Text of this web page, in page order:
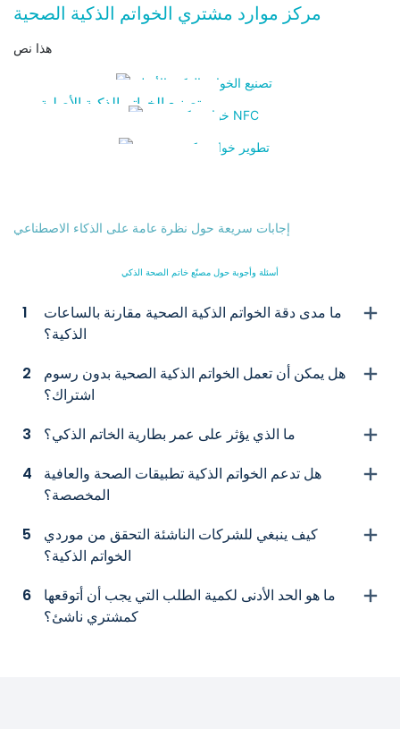
مركز موارد مشتري الخواتم الذكية الصحية
هذا نص
تصنيع الخواتم الذكية الأصلية
بيضاء
إجابات سريعة حول نظرة عامة على الذكاء الاصطناعي
أسئلة وأجوبة حول مصنّع خاتم الصحة الذكي
1
ما مدى دقة الخواتم الذكية الصحية مقارنة بالساعات
الذكية؟
2
هل يمكن أن تعمل الخواتم الذكية الصحية بدون رسوم
اشتراك؟
3
ما الذي يؤثر على عمر بطارية الخاتم الذكي؟
4
هل تدعم الخواتم الذكية تطبيقات الصحة والعافية
المخصصة؟
5
كيف ينبغي للشركات الناشئة التحقق من موردي
الخواتم الذكية؟
6
ما هو الحد الأدنى لكمية الطلب التي يجب أن أتوقعها
كمشتري ناشئ؟